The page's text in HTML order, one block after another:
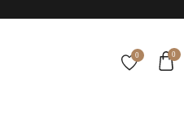
0 0